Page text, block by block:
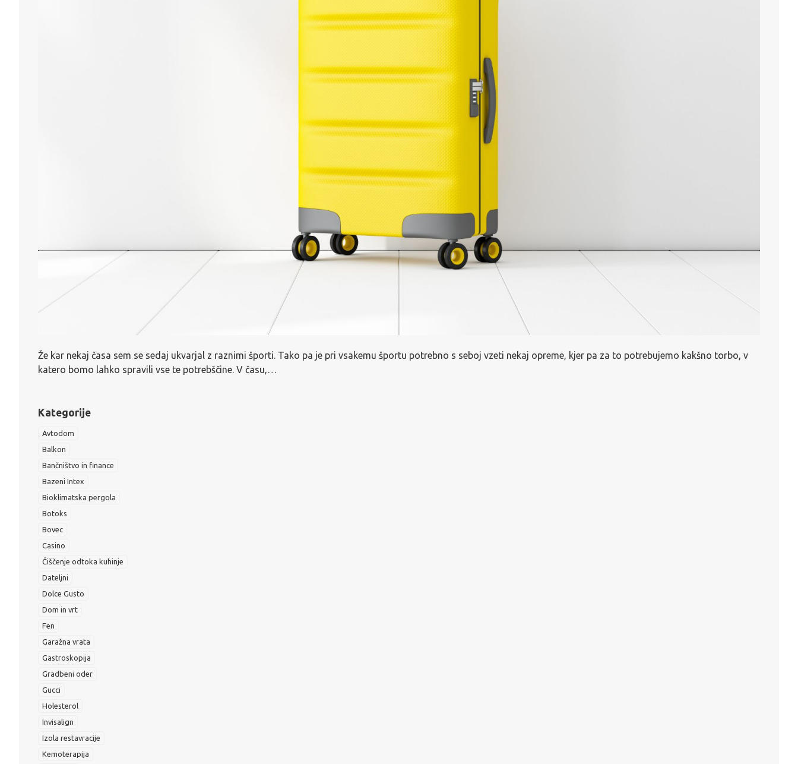
Že kar nekaj časa sem se sedaj ukvarjal z raznimi športi. Tako pa je pri vsakemu športu potrebno s seboj vzeti nekaj opreme, kjer pa za to potrebujemo kakšno torbo, v
katero bomo lahko spravili vse te potrebščine. V času,…
Kategorije
Avtodom
Balkon
Bančništvo in finance
Bazeni Intex
Bioklimatska pergola
Botoks
Bovec
Casino
Čiščenje odtoka kuhinje
Dateljni
Dolce Gusto
Dom in vrt
Fen
Garažna vrata
Gastroskopija
Gradbeni oder
Gucci
Holesterol
Invisalign
Izola restavracije
Kemoterapija